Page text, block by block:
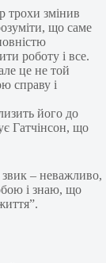
трохи змінив
що саме
роботу і все.
це не той
справу і
його до
Гатчінсон, що
звик – неважливо,
і знаю, що